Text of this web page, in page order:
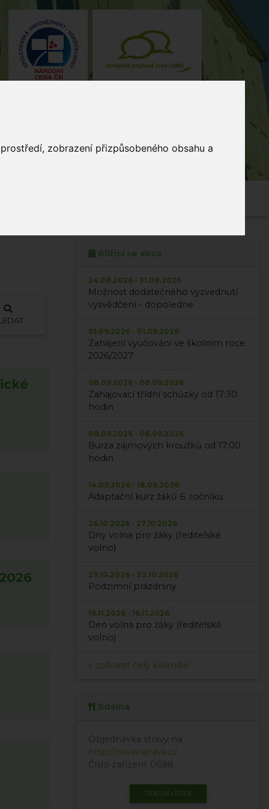
zobrazení přizpůsobeného obsahu a
Blížící se akce
24.08.2026 - 31.08.2026
Možnost dodatečného vyzvednutí
vysvědčení - dopoledne
01.09.2026 - 01.09.2026
Zahájení vyučování ve školním roce
2026/2027
08.09.2026 - 08.09.2026
Zahajovací třídní schůzky od 17:30
hodin
08.09.2026 - 08.09.2026
Burza zájmových kroužků od 17:00
hodin
14.09.2026 - 18.09.2026
Adaptační kurz žáků 6. ročníku
26.10.2026 - 27.10.2026
Dny volna pro žáky (ředitelské
volno)
29.10.2026 - 30.10.2026
Podzimní prázdniny
16.11.2026 - 16.11.2026
Den volna pro žáky (ředitelské
volno)
» zobrazit celý kalendář
Jídelna
Objednávka stravy na
http://www.strava.cz
Číslo zařízení: 0698.
JÍDELNÍ LÍSTEK